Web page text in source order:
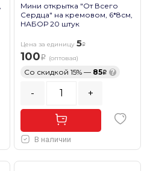
Мини открытка "От Всего
Сердца" на кремовом, 6*8см,
НАБОР 20 штук
Цена за единицу 5
100 (оптовая)
Со скидкой 15% — 85 ?
- +
В наличии